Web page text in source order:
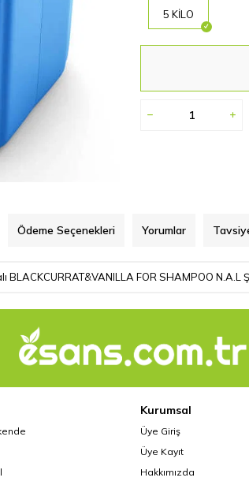
5 KİLO
Ödeme Seçenekleri Yorumlar
BLACKCURRAT&VANILLA FOR SHAMPOO N.A.L
Kurumsal
Üye Giriş
Üye Kayıt
Hakkımızda